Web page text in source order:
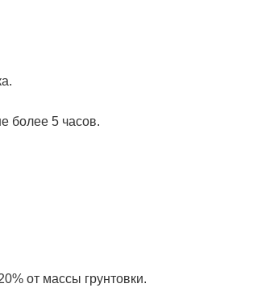
более 5 часов.
от массы грунтовки.